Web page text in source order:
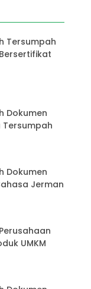
Tersumpah
Dokumen
Tersumpah
Dokumen
Jerman
UMKM